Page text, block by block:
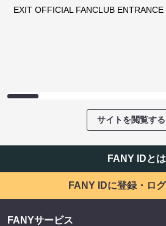
EXIT OFFICIAL FANCLUB ENTRANCE
サイトを閲覧する
FANY IDとは
FANY IDに登録・ロ
FANYサービス